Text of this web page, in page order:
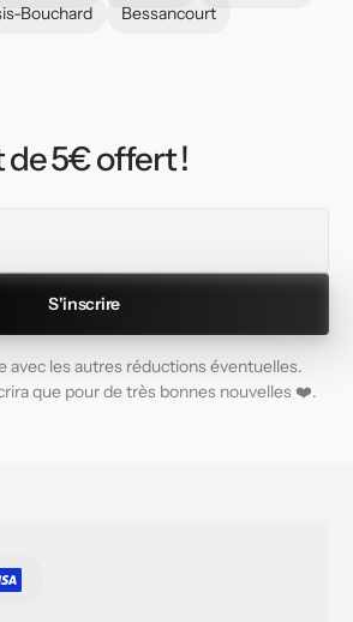
Bouchard Bessancourt
de 5€ offert !
S'inscrire
avec les autres réductions éventuelles.
que pour de très bonnes nouvelles ❤️.